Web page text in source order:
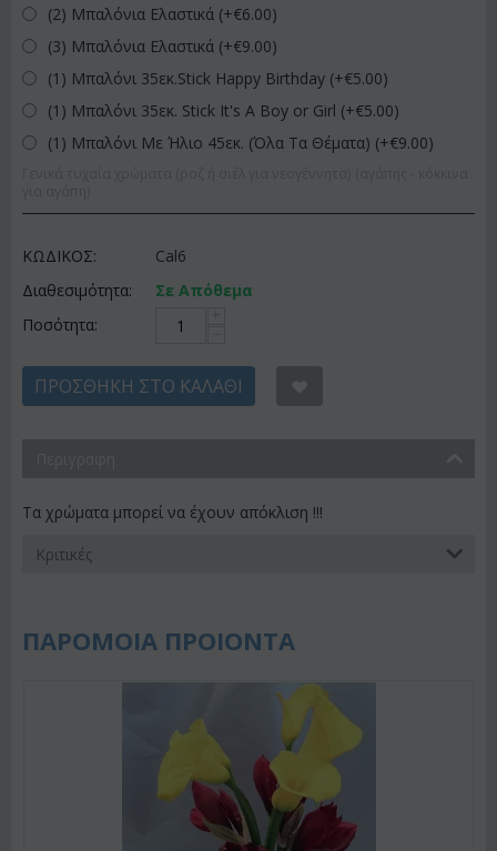
(2) Μπαλόνια Ελαστικά (+€6.00)
(3) Μπαλόνια Ελαστικά (+€9.00)
(1) Μπαλόνι 35εκ.Stick Happy Birthday (+€5.00)
(1) Μπαλόνι 35εκ. Stick It's A Boy or Girl (+€5.00)
(1) Μπαλόνι Με Ήλιο 45εκ. (Όλα Τα Θέματα) (+€9.00)
ΚΩΔΙΚΟΣ:
Cal6
Διαθεσιμότητα:
Σε Απόθεμα
Ποσότητα:
ΠΡΟΣΘΉΚΗ ΣΤΟ ΚΑΛΆΘΙ
Τα χρώματα μπορεί να έχουν απόκλιση !!!
Κριτικές
ΠΑΡΟΜΟΙΑ ΠΡΟΙΟΝΤΑ